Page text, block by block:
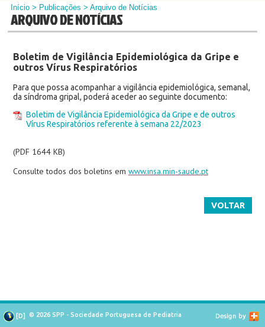
Início > Publicações > Arquivo de Notícias
ARQUIVO DE NOTÍCIAS
Boletim de Vigilância Epidemiológica da Gripe e
outros Vírus Respiratórios
Para que possa acompanhar a vigilância epidemiológica, semanal,
da síndroma gripal, poderá aceder ao seguinte documento:
Boletim de Vigilância Epidemiológica da Gripe e de outros
Vírus Respiratórios referente à semana 22/2023
(PDF 1644 KB)
Consulte todos dos boletins em www.insa.min-saude.pt
VOLTAR
[D] © 2026 SPP - Sociedade Portuguesa de Pediatria